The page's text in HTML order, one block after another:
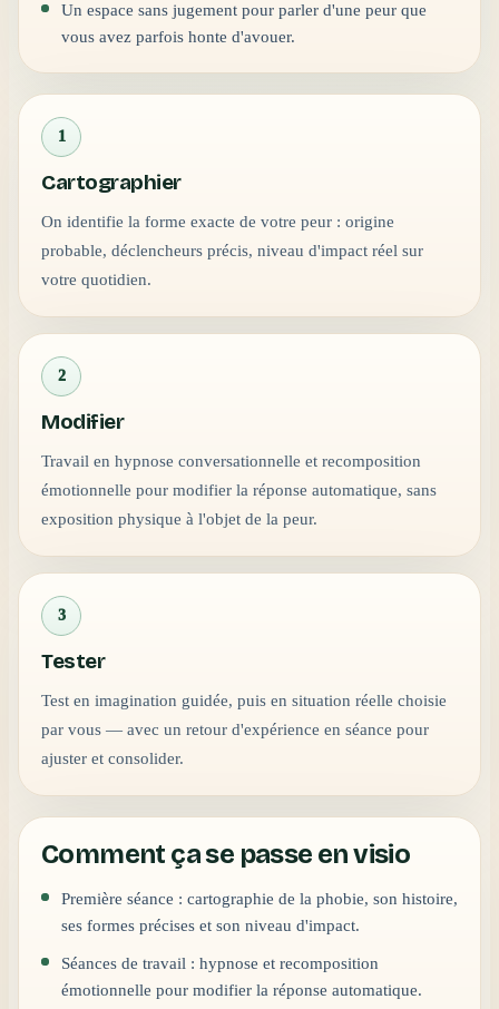
Un espace sans jugement pour parler d'une peur que
vous avez parfois honte d'avouer.
1
Cartographier
On identifie la forme exacte de votre peur : origine
probable, déclencheurs précis, niveau d'impact réel sur
votre quotidien.
2
Modifier
Travail en hypnose conversationnelle et recomposition
émotionnelle pour modifier la réponse automatique, sans
exposition physique à l'objet de la peur.
3
Tester
Test en imagination guidée, puis en situation réelle choisie
par vous — avec un retour d'expérience en séance pour
ajuster et consolider.
Comment ça se passe en visio
Première séance : cartographie de la phobie, son histoire,
ses formes précises et son niveau d'impact.
Séances de travail : hypnose et recomposition
émotionnelle pour modifier la réponse automatique.